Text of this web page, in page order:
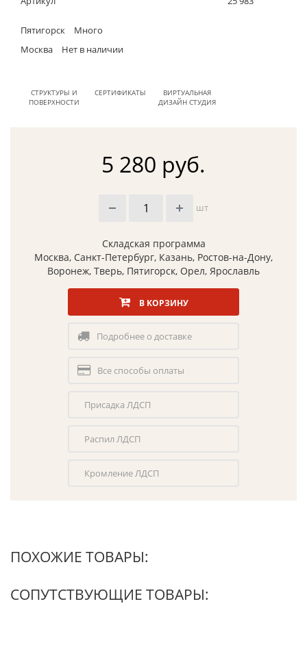
Пятигорск
Много
Москва
Нет в наличии
СТРУКТУРЫ И
ПОВЕРХНОСТИ
СЕРТИФИКАТЫ
ВИРТУАЛЬНАЯ
ДИЗАЙН СТУДИЯ
5 280 руб.
шт
Складская программа
Москва, Санкт-Петербург, Казань, Ростов-на-Дону,
Воронеж, Тверь, Пятигорск, Орел, Ярославль
В КОРЗИНУ
Подробнее о доставке
Все способы оплаты
Присадка ЛДСП
Распил ЛДСП
Кромление ЛДСП
ПОХОЖИЕ ТОВАРЫ:
СОПУТСТВУЮЩИЕ ТОВАРЫ: